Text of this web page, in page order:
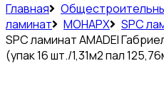
Главная
ламинат
МОНАРХ
SPC
SPC ламинат AMADEI
(упак 16 шт./1,31м2 пал